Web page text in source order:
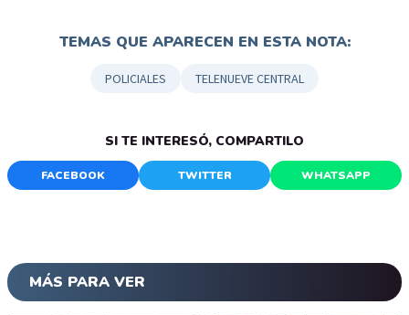
TEMAS QUE APARECEN EN ESTA NOTA:
POLICIALES TELENUEVE CENTRAL
SI TE INTERESÓ, COMPARTILO
FACEBOOK TWITTER WHATSAPP
MÁS PARA VER